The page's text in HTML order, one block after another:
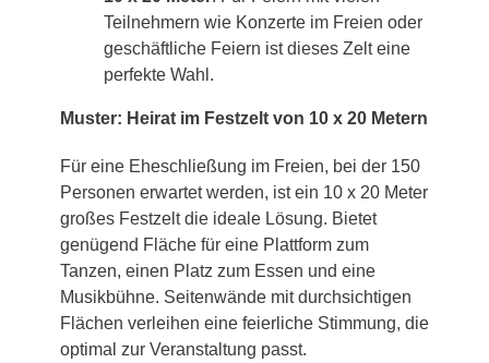
Teilnehmern wie Konzerte im Freien oder
geschäftliche Feiern ist dieses Zelt eine
perfekte Wahl.
Muster: Heirat im Festzelt von 10 x 20 Metern
Für eine Eheschließung im Freien, bei der 150
Personen erwartet werden, ist ein 10 x 20 Meter
großes Festzelt die ideale Lösung. Bietet
genügend Fläche für eine Plattform zum
Tanzen, einen Platz zum Essen und eine
Musikbühne. Seitenwände mit durchsichtigen
Flächen verleihen eine feierliche Stimmung, die
optimal zur Veranstaltung passt.